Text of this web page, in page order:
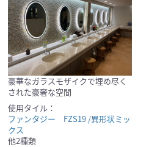
豪華なガラスモザイクで埋め尽く
された豪奢な空間
使用タイル：
ファンタジー FZS19 /異形状ミッ
クス
他2種類